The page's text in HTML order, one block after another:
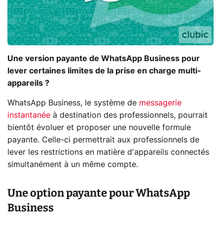
Une version payante de WhatsApp Business pour
lever certaines limites de la prise en charge multi-
appareils ?
WhatsApp Business, le système de messagerie
instantanée à destination des professionnels, pourrait
bientôt évoluer et proposer une nouvelle formule
payante. Celle-ci permettrait aux professionnels de
lever les restrictions en matière d'appareils connectés
simultanément à un même compte.
Une option payante pour WhatsApp
Business